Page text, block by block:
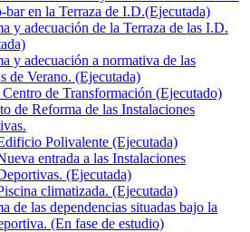
bar en la Terraza de I.D.(Ejecutada)
y adecuación de la Terraza de las I.D.
y adecuación a normativa de las
de Verano. (Ejecutada)
de Transformación (Ejecutado)
de Reforma de las Instalaciones
Polivalente (Ejecutada)
entrada a las Instalaciones
(Ejecutada)
climatizada. (Ejecutada)
de las dependencias situadas bajo la
(En fase de estudio)